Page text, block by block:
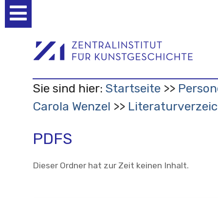
Werkzeuge
Sie sind hier: Startseite
Carola Wenzel
PDFS
Dieser Ordner hat zur Zeit keinen Inhalt.